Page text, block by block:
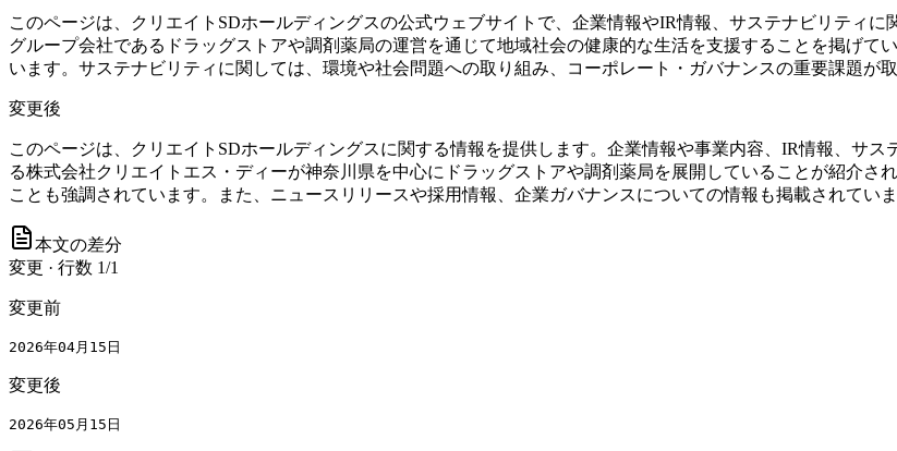
このページは、クリエイトSDホールディングスの公式ウェブサイトで、企業情報やIR情報、サステナビリティ
グループ会社であるドラッグストアや調剤薬局の運営を通じて地域社会の健康的な生活を支援することを掲げて
います。サステナビリティに関しては、環境や社会問題への取り組み、コーポレート・ガバナンスの重要課題が
変更後
このページは、クリエイトSDホールディングスに関する情報を提供します。企業情報や事業内容、IR情報、サ
る株式会社クリエイトエス・ディーが神奈川県を中心にドラッグストアや調剤薬局を展開していることが紹介
ことも強調されています。また、ニュースリリースや採用情報、企業ガバナンスについての情報も掲載されていま
本文の差分
変更 · 行数 1/1
変更前
2026年04月15日
変更後
2026年05月15日